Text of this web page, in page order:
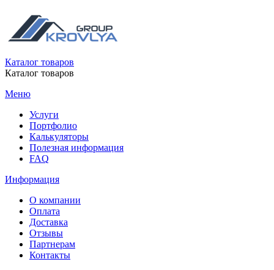
Каталог товаров
Каталог товаров
Меню
Услуги
Портфолио
Калькуляторы
Полезная информация
FAQ
Информация
О компании
Оплата
Доставка
Отзывы
Партнерам
Контакты